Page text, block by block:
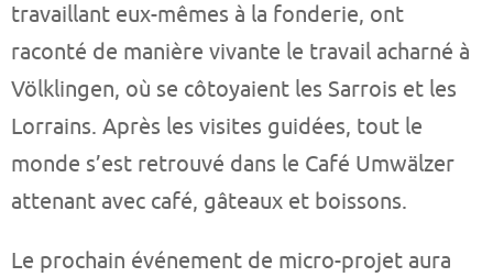
travaillant eux-mêmes à la fonderie, ont
raconté de manière vivante le travail acharné à
Völklingen, où se côtoyaient les Sarrois et les
Lorrains. Après les visites guidées, tout le
monde s’est retrouvé dans le Café Umwälzer
attenant avec café, gâteaux et boissons.
Le prochain événement de micro-projet aura